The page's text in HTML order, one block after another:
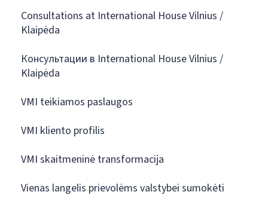
Consultations at International House Vilnius /
Klaipėda
Консультации в International House Vilnius /
Klaipėda
VMI teikiamos paslaugos
VMI kliento profilis
VMI skaitmeninė transformacija
Vienas langelis prievolėms valstybei sumokėti